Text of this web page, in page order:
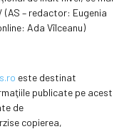
(AS – redactor: Eugenia
Ada Vîlceanu)
este destinat
publicate pe acest
de
copierea,